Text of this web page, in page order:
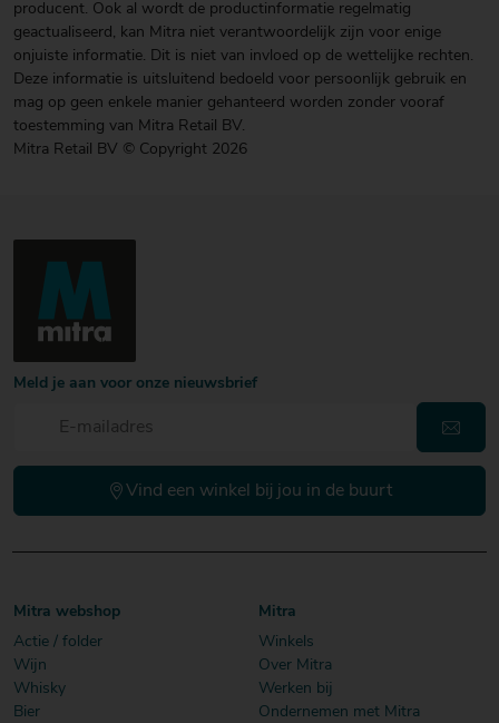
producent. Ook al wordt de productinformatie regelmatig
geactualiseerd, kan Mitra niet verantwoordelijk zijn voor enige
onjuiste informatie. Dit is niet van invloed op de wettelijke rechten.
Deze informatie is uitsluitend bedoeld voor persoonlijk gebruik en
mag op geen enkele manier gehanteerd worden zonder vooraf
toestemming van Mitra Retail BV.
Mitra Retail BV © Copyright 2026
Meld je aan voor onze nieuwsbrief
Vind een winkel bij jou in de buurt
Mitra webshop
Actie / folder
Wijn
Whisky
Bier
Mitra
Winkels
Over Mitra
Werken bij
Ondernemen met Mitra